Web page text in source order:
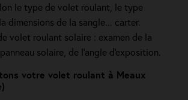
le type de volet roulant, le type
dimensions de la sangle... carter.
volet roulant solaire : examen de la
solaire, de l'angle d'exposition.
votre volet roulant à Meaux